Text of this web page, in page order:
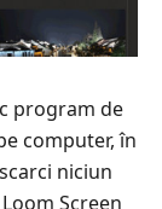
program de
computer, în
niciun
Screen